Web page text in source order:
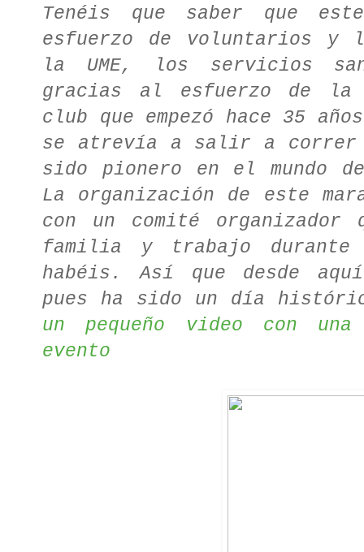
Tenéis que saber que
esfuerzo de voluntarios y
la UME, los servicios
gracias al esfuerzo de la
club que empezó hace 35
se atrevía a salir a correr
sido pionero en el mundo
La organización de este
con un comité organizador
familia y trabajo durante
habéis. Así que desde
pues ha sido un día
un pequeño video con
evento